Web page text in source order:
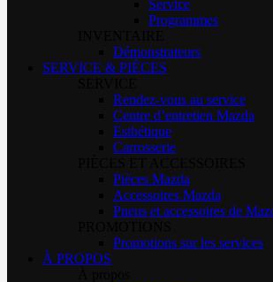
Service
Programmes
Démonstrateurs
SERVICE & PIÈCES
Rendez-vous au service
Centre d’entretien Mazda
Esthétique
Carrosserie
Pièces Mazda
Accessoires Mazda
Pneus et accessoires de
Promotions sur les services
À PROPOS